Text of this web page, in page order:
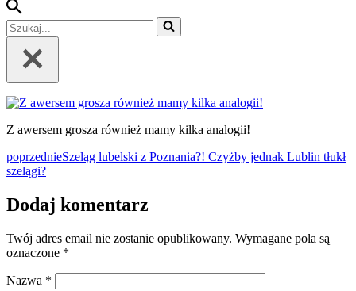
Szukaj...
Z awersem grosza również mamy kilka analogii!
poprzednieSzeląg lubelski z Poznania?! Czyżby jednak Lublin tłukł
szelągi?
Dodaj komentarz
Twój adres email nie zostanie opublikowany. Wymagane pola są
oznaczone *
Nazwa *